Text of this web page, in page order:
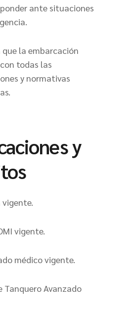
ante situaciones
que la embarcación
todas las
y normativas
y
vigente.
vigente.
médico vigente.
Tanquero Avanzado